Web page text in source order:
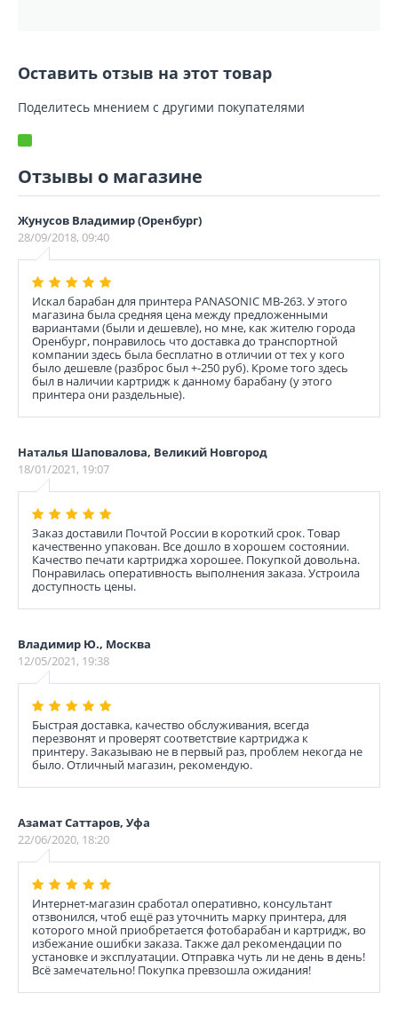
Оставить отзыв на этот товар
Поделитесь мнением с другими покупателями
Отзывы о магазине
Жунусов Владимир (Оренбург)
28/09/2018, 09:40
Искал барабан для принтера PANASONIC MB-263. У этого
магазина была средняя цена между предложенными
вариантами (были и дешевле), но мне, как жителю города
Оренбург, понравилось что доставка до транспортной
компании здесь была бесплатно в отличии от тех у кого
было дешевле (разброс был +-250 руб). Кроме того здесь
был в наличии картридж к данному барабану (у этого
принтера они раздельные).
Наталья Шаповалова, Великий Новгород
18/01/2021, 19:07
Заказ доставили Почтой России в короткий срок. Товар
качественно упакован. Все дошло в хорошем состоянии.
Качество печати картриджа хорошее. Покупкой довольна.
Понравилась оперативность выполнения заказа. Устроила
доступность цены.
Владимир Ю., Москва
12/05/2021, 19:38
Быстрая доставка, качество обслуживания, всегда
перезвонят и проверят соответствие картриджа к
принтеру. Заказываю не в первый раз, проблем некогда не
было. Отличный магазин, рекомендую.
Азамат Саттаров, Уфа
22/06/2020, 18:20
Интернет-магазин сработал оперативно, консультант
отзвонился, чтоб ещё раз уточнить марку принтера, для
которого мной приобретается фотобарабан и картридж, во
избежание ошибки заказа. Также дал рекомендации по
установке и эксплуатации. Отправка чуть ли не день в день!
Всё замечательно! Покупка превзошла ожидания!